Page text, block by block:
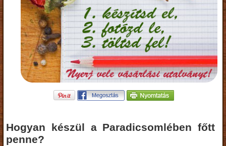
Hogyan készül a Paradicsomlében főtt
penne?